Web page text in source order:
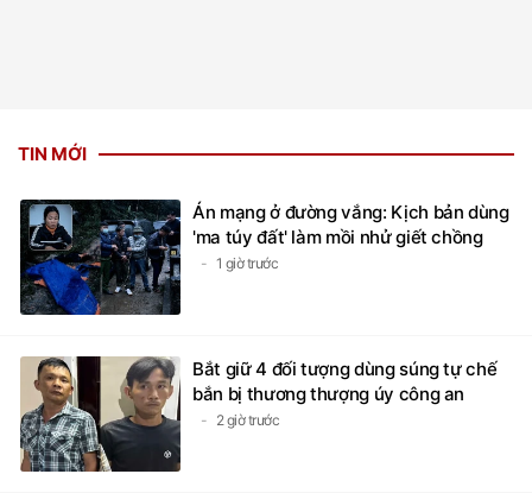
TIN MỚI
Án mạng ở đường vắng: Kịch bản dùng
'ma túy đất' làm mồi nhử giết chồng
1 giờ trước
Bắt giữ 4 đối tượng dùng súng tự chế
bắn bị thương thượng úy công an
2 giờ trước